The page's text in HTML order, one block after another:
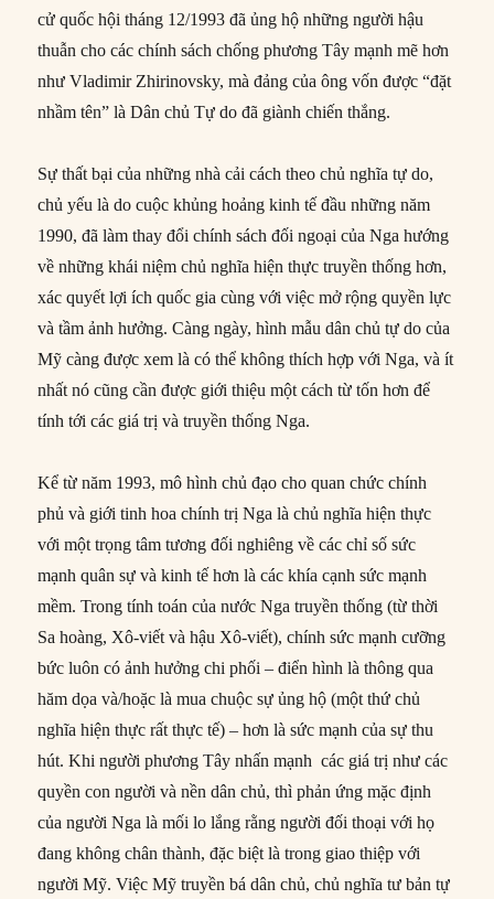
cử quốc hội tháng 12/1993 đã ủng hộ những người hậu
thuẫn cho các chính sách chống phương Tây mạnh mẽ hơn
như Vladimir Zhirinovsky, mà đảng của ông vốn được “đặt
nhầm tên” là Dân chủ Tự do đã giành chiến thắng.
Sự thất bại của những nhà cải cách theo chủ nghĩa tự do,
chủ yếu là do cuộc khủng hoảng kinh tế đầu những năm
1990, đã làm thay đổi chính sách đối ngoại của Nga hướng
về những khái niệm chủ nghĩa hiện thực truyền thống hơn,
xác quyết lợi ích quốc gia cùng với việc mở rộng quyền lực
và tầm ảnh hưởng. Càng ngày, hình mẫu dân chủ tự do của
Mỹ càng được xem là có thể không thích hợp với Nga, và ít
nhất nó cũng cần được giới thiệu một cách từ tốn hơn để
tính tới các giá trị và truyền thống Nga.
Kể từ năm 1993, mô hình chủ đạo cho quan chức chính
phủ và giới tinh hoa chính trị Nga là chủ nghĩa hiện thực
với một trọng tâm tương đối nghiêng về các chỉ số sức
mạnh quân sự và kinh tế hơn là các khía cạnh sức mạnh
mềm. Trong tính toán của nước Nga truyền thống (từ thời
Sa hoàng, Xô-viết và hậu Xô-viết), chính sức mạnh cưỡng
bức luôn có ảnh hưởng chi phối – điển hình là thông qua
hăm dọa và/hoặc là mua chuộc sự ủng hộ (một thứ chủ
nghĩa hiện thực rất thực tế) – hơn là sức mạnh của sự thu
hút. Khi người phương Tây nhấn mạnh các giá trị như các
quyền con người và nền dân chủ, thì phản ứng mặc định
của người Nga là mối lo lắng rằng người đối thoại với họ
đang không chân thành, đặc biệt là trong giao thiệp với
người Mỹ. Việc Mỹ truyền bá dân chủ, chủ nghĩa tư bản tự